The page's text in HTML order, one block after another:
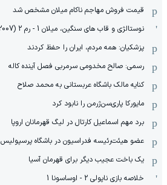
قیمت فروش مهاجم ناکام میلان مشخص شد
نوستالژی و قاب های سنگین، میلان 1 - رم 2 (2006/2007)
پزشکیان: همه مردم، ایران را حفظ کردند
رسمی: صالح مخدومی سرمربی فصل آینده کاله
کنایه مالک باشگاه عربستانی به محمد صلاح
مایورکا پاری‌سن‌ژرمن را نابود کرد
برد مهم اسماعیل کارتال در لیگ قهرمانان اروپا
عضو هیئت‌رئیسه فدراسیون در باشگاه پرسپولیس
یک باخت عجیب دیگر برای قهرمان آسیا
خلاصه بازی ناپولی 2 - اوساسونا 1